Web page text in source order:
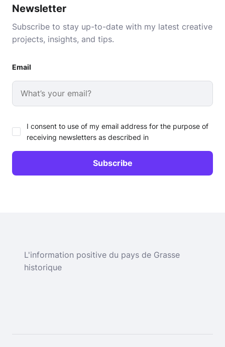
Newsletter
Subscribe to stay up-to-date with my latest creative
projects, insights, and tips.
Email
I consent to use of my email address for the purpose of
receiving newsletters as described in
L'information positive du pays de Grasse
historique